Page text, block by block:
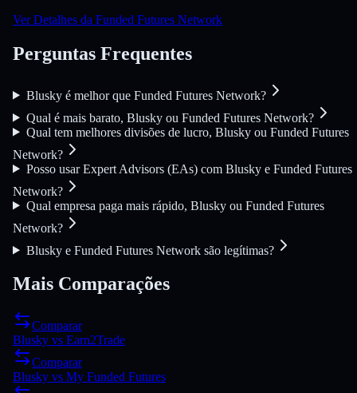
Ver Detalhes da Funded Futures Network
Perguntas Frequentes
Blusky é melhor que Funded Futures Network?
Qual é mais barato, Blusky ou Funded Futures Network?
Qual tem melhores divisões de lucro, Blusky ou Funded Futures
Network?
Posso usar Expert Advisors (EAs) com Blusky e Funded Futures
Network?
Qual empresa paga mais rápido, Blusky ou Funded Futures
Network?
Blusky e Funded Futures Network são legítimas?
Mais Comparações
Comparar
Blusky vs Earn2Trade
Comparar
Blusky vs My Funded Futures